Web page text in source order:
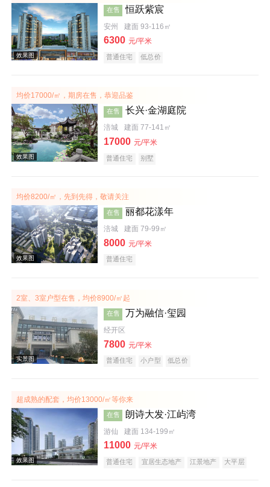
效果图
效果图
在售 恒跃紫宸
安州 建面 93-116㎡
6300 元/平米
普通住宅 低总价
均价17000/㎡，期房在售，恭迎品鉴
在售 长兴·金湖庭院
涪城 建面 77-141㎡
17000 元/平米
普通住宅 别墅
均价8200/㎡，先到先得，敬请关注
在售 丽都花漾年
涪城 建面 79-99㎡
8000 元/平米
普通住宅
2室、3室户型在售，均价8900/㎡起
在售 万为融信·玺园
经开区
7800 元/平米
普通住宅 小户型 低总价
超成熟的配套，均价13000/㎡等你来
在售 朗诗大发·江屿湾
游仙 建面 134-199㎡
11000 元/平米
普通住宅 宜居生态地产 江景地产
大平层